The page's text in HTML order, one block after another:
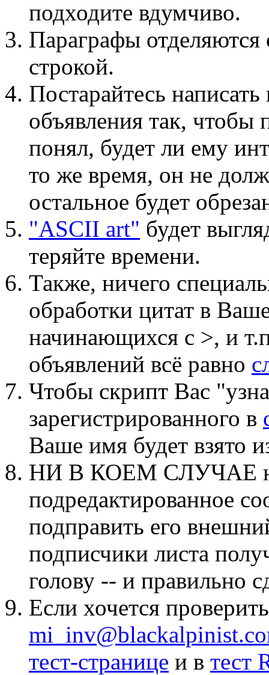
подходите вдумчиво.
Параграфы отделяются
строкой.
Постарайтесь
объявления так, чтобы
понял, будет ли ему
то же время, он не
остальное будет
"ASCII art" будет
теряйте времени.
Также, ничего
обработки цитат в
начинающихся с >, и
объявлений всё равно
Чтобы скрипт Вас
зарегистрированного в
Ваше имя будет взято
НИ В КОЕМ СЛУЧАЕ не
подредактированное
подправить его
подписчики листа
голову -- и правильно
Если хочется
тест-странице и в тест